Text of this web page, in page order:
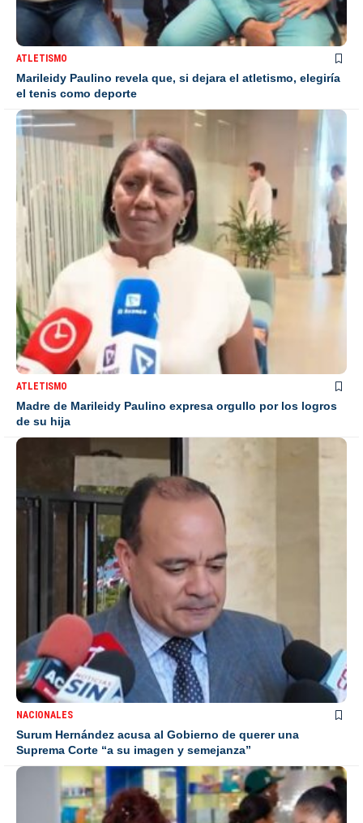
ATLETISMO
Marileidy Paulino revela que, si dejara el atletismo, elegiría
el tenis como deporte
ATLETISMO
Madre de Marileidy Paulino expresa orgullo por los logros
de su hija
NACIONALES
Surum Hernández acusa al Gobierno de querer una
Suprema Corte “a su imagen y semejanza”